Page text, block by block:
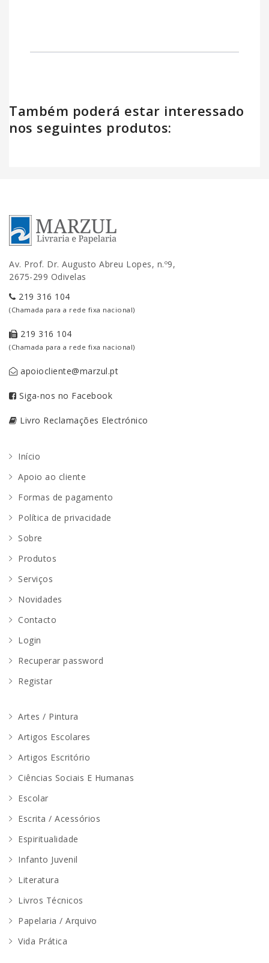
Também poderá estar interessado
nos seguintes produtos:
Av. Prof. Dr. Augusto Abreu Lopes, n.º9,
2675-299 Odivelas
219 316 104
(Chamada para a rede fixa nacional)
219 316 104
(Chamada para a rede fixa nacional)
apoiocliente@marzul.pt
Siga-nos no Facebook
Livro Reclamações Electrónico
Início
Apoio ao cliente
Formas de pagamento
Política de privacidade
Sobre
Produtos
Serviços
Novidades
Contacto
Login
Recuperar password
Registar
Artes / Pintura
Artigos Escolares
Artigos Escritório
Ciências Sociais E Humanas
Escolar
Escrita / Acessórios
Espiritualidade
Infanto Juvenil
Literatura
Livros Técnicos
Papelaria / Arquivo
Vida Prática